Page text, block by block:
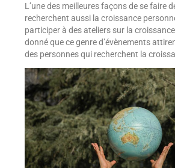
L’une des meilleures façons de se faire
recherchent aussi la croissance
participer à des ateliers sur la
donné que ce genre d’évènements
des personnes qui recherchent la